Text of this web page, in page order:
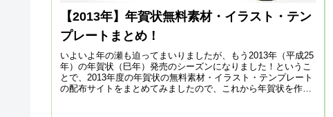
【2013年】年賀状無料素材・イラスト・テン
プレートまとめ！
いよいよ年の瀬も迫ってまいりましたが、もう2013年（平成25
年）の年賀状（巳年）発売のシーズンになりました！というこ
とで、2013年度の年賀状の無料素材・イラスト・テンプレート
の配布サイトをまとめてみましたので、これから年賀状を作成